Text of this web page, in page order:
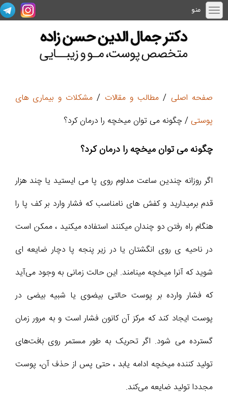
منو
صفحه اصلی / مطالب و مقالات /مشکلات و بیماری های
پوستی / چگونه می توان میخچه را درمان کرد؟
چگونه می توان میخچه را درمان کرد؟
اگر روزانه چندین ساعت مداوم روی پا می ایستید یا چند هزار
قدم برمیدارید و کفش های نامناسب که فشار وارد بر کف پا را
هنگام راه رفتن دو چندان میکنند استفاده میکنید ، ممکن است
در ناحیه ی روی انگشتان یا در زیر پنجه پا دچار ضایعه ای
شوید که آنرا میخچه مینامند. این حالت زمانی به وجود می‌آید
که فشار وارده بر پوست حالتی بیضوی یا شبیه بیضی در
پوست ایجاد کند که مرکز آن کانون فشار است و به مرور زمان
گسترده می ‌شود. اگر تحریک به طور مستمر روی بافت‌های
تولید کننده میخچه ادامه یابد ، حتی پس از حذف آن، پوست
مجددا تولید ضایعه می‌کند.